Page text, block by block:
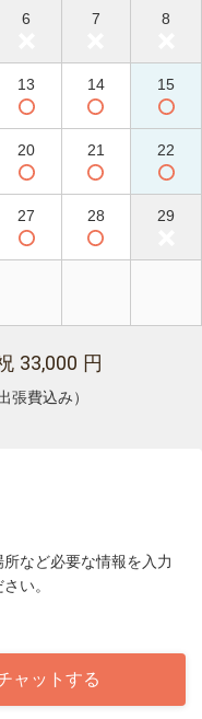
6 7 8
13 14 15
20 21 22
27 28 29
33,000 円
張費込み）
など必要な情報を入力
い。
ャットする